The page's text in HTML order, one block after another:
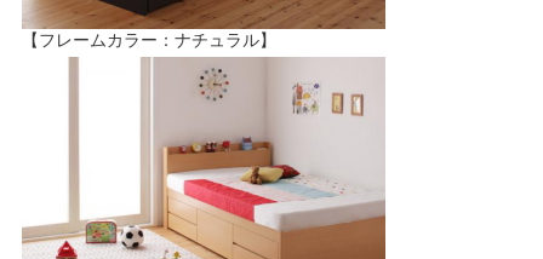
【フレームカラー：ナチュラル】